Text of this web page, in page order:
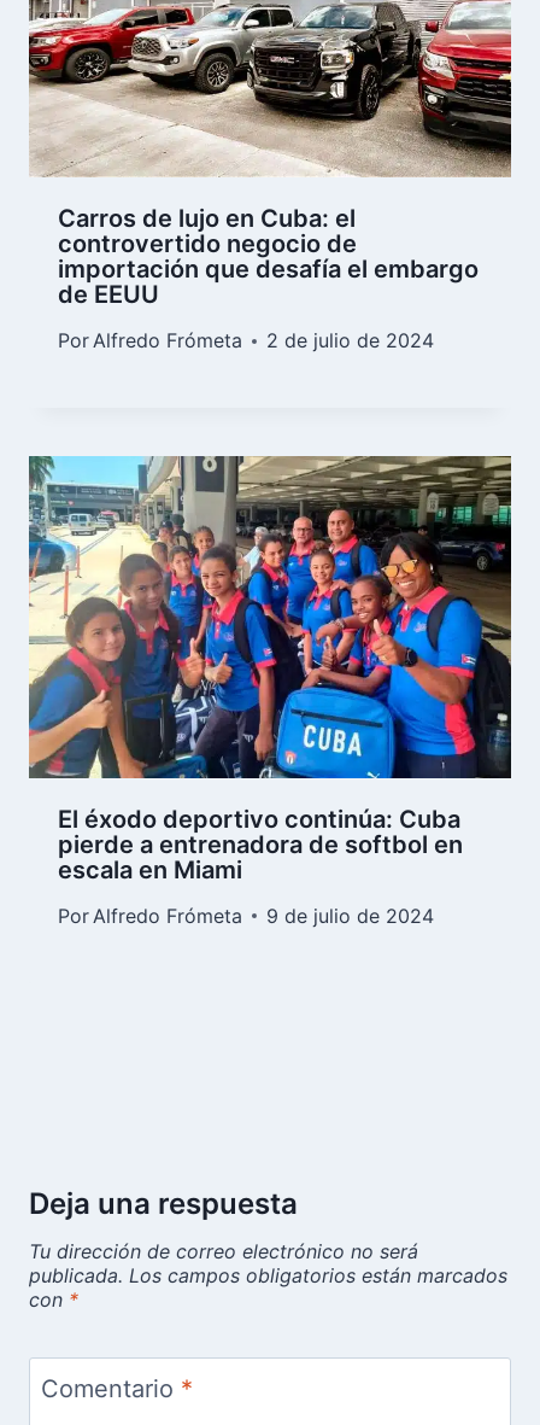
Carros de lujo en Cuba: el
controvertido negocio de
importación que desafía el embargo
de EEUU
PorAlfredo Frómeta 2 de julio de 2024
El éxodo deportivo continúa: Cuba
pierde a entrenadora de softbol en
escala en Miami
Por Alfredo Frómeta 9 de julio de 2024
Deja una respuesta
Tu dirección de correo electrónico no será
publicada. Los campos obligatorios están marcados
con *
Comentario *